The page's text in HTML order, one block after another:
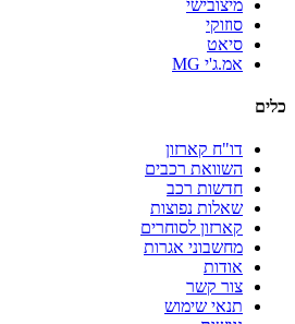
מיצובישי
סוזוקי
סיאט
אמ.ג'י MG
כלים
דו"ח קארזון
השוואת רכבים
חדשות רכב
שאלות נפוצות
קארזון לסוחרים
מחשבוני אגרות
אודות
צור קשר
תנאי שימוש